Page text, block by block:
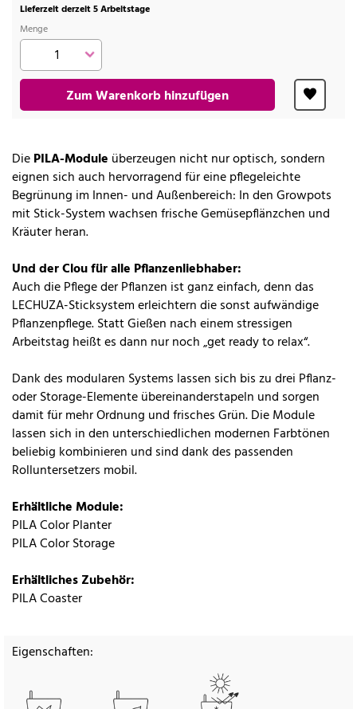
Lieferzeit derzeit 5 Arbeitstage
Menge
Zum Warenkorb hinzufügen
DiePILA-Module überzeugen nicht nur optisch, sondern
eignen sich auch hervorragend für eine pflegeleichte
Begrünung im Innen- und Außenbereich: In den Growpots
mit Stick-System wachsen frische Gemüsepflänzchen und
Kräuter heran.
Und der Clou für alle Pflanzenliebhaber:
Auch die Pflege der Pflanzen ist ganz einfach, denn das
LECHUZA-Sticksystem erleichtern die sonst aufwändige
Pflanzenpflege. Statt Gießen nach einem stressigen
Arbeitstag heißt es dann nur noch „get ready to relax“.
Dank des modularen Systems lassen sich bis zu drei Pflanz-
oder Storage-Elemente übereinanderstapeln und sorgen
damit für mehr Ordnung und frisches Grün. Die Module
lassen sich in den unterschiedlichen modernen Farbtönen
beliebig kombinieren und sind dank des passenden
Rolluntersetzers mobil.
Erhältliche Module:
PILA Color Planter
PILA Color Storage
Erhältliches Zubehör:
PILA Coaster
Eigenschaften: